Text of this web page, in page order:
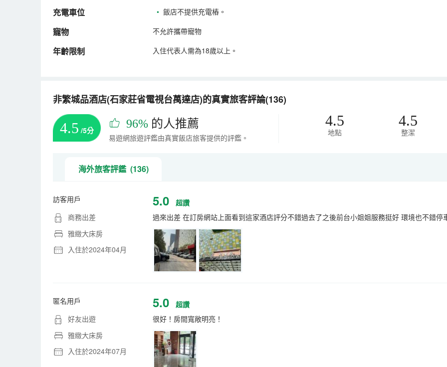
充電車位 • 飯店不提供充電樁。
寵物 不允許攜帶寵物
年齡限制 入住代表人需為18歲以上。
非繁城品酒店(石家莊省電視台萬達店)的真實旅客評論(136)
4.5 /5分 96% 的人推薦
易遊網旅遊評鑑由真實飯店旅客提供的評鑑。
4.5
地點
4.5
整潔
海外旅客評鑑 (136)
訪客用戶
商務出差
雅緻大床房
入住於2024年04月
5.0
超讚
過來出差 在訂房網站上面看到這家酒店評分不錯過去了之後前台小姐姐服務挺好 環境也不錯停
匿名用戶
好友出遊
雅緻大床房
入住於2024年07月
5.0
超讚
很好！房間寬敞明亮！